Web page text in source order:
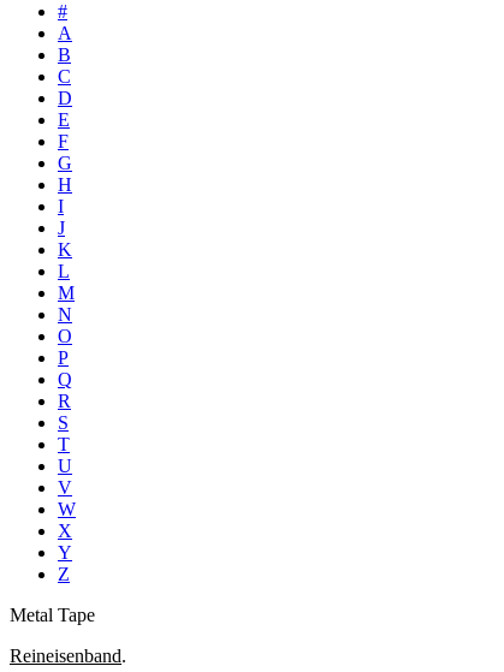
#
A
B
C
D
E
F
G
H
I
J
K
L
M
N
O
P
Q
R
S
T
U
V
W
X
Y
Z
Metal Tape
Reineisenband.